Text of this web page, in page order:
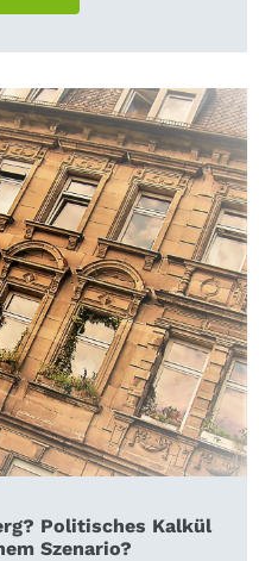
Politisches Kalkül
Szenario?